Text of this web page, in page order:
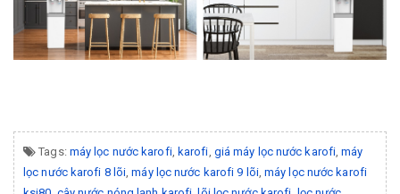
Tags: máy lọc nước karofi, karofi giá máy lọc nước karofi ,máy
lọc nước karofi 8 lõi ,máy lọc nước karofi 9 lõi,máy lọc nước karofi